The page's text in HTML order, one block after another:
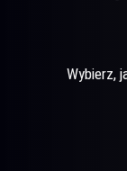
Wybierz,